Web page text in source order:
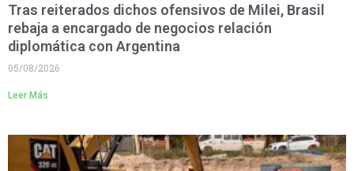
Tras reiterados dichos ofensivos de Milei, Brasil
rebaja a encargado de negocios relación
diplomática con Argentina
05/08/2026
Leer Más